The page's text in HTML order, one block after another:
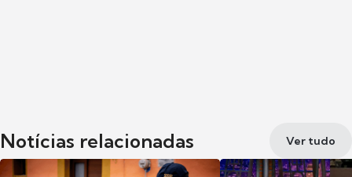
Notícias relacionadas Ver tudo